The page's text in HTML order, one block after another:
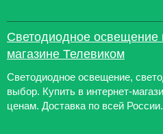
Светодиодное освещение
магазине Телевиком
Светодиодное освещение,
выбор. Купить в интернет-
ценам. Доставка по всей России.